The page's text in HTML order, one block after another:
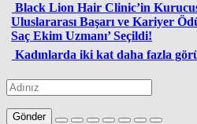
Black Lion Hair Clinic’in
Uluslararası Başarı ve Kariyer
Saç Ekim Uzmanı’ Seçildi!
Kadınlarda iki kat daha fazla
Gönder